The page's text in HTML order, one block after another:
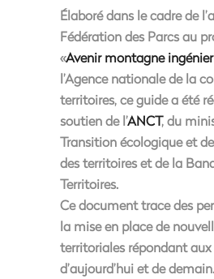
Élaboré dans le cadre de
Fédération des Parcs au
«Avenir montagne
l’Agence nationale de la
territoires, ce guide a été
soutien de l’ANCT, du
Transition écologique et
des territoires et de la
Territoires.
Ce document trace des
la mise en place de
territoriales répondant aux
d’aujourd’hui et de